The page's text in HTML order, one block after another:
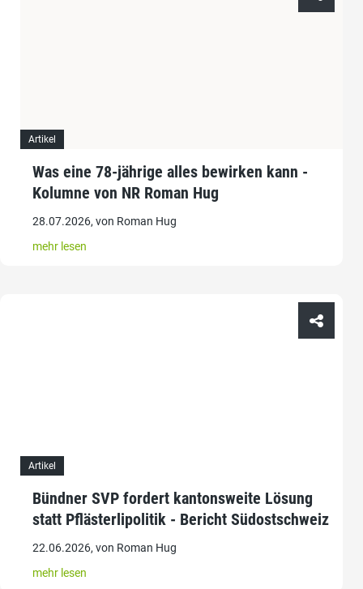
Artikel
Was eine 78-jährige alles bewirken kann -
Kolumne von NR Roman Hug
28.07.2026, von Roman Hug
mehr lesen
Artikel
Bündner SVP fordert kantonsweite Lösung
statt Pflästerlipolitik - Bericht Südostschweiz
22.06.2026, von Roman Hug
mehr lesen